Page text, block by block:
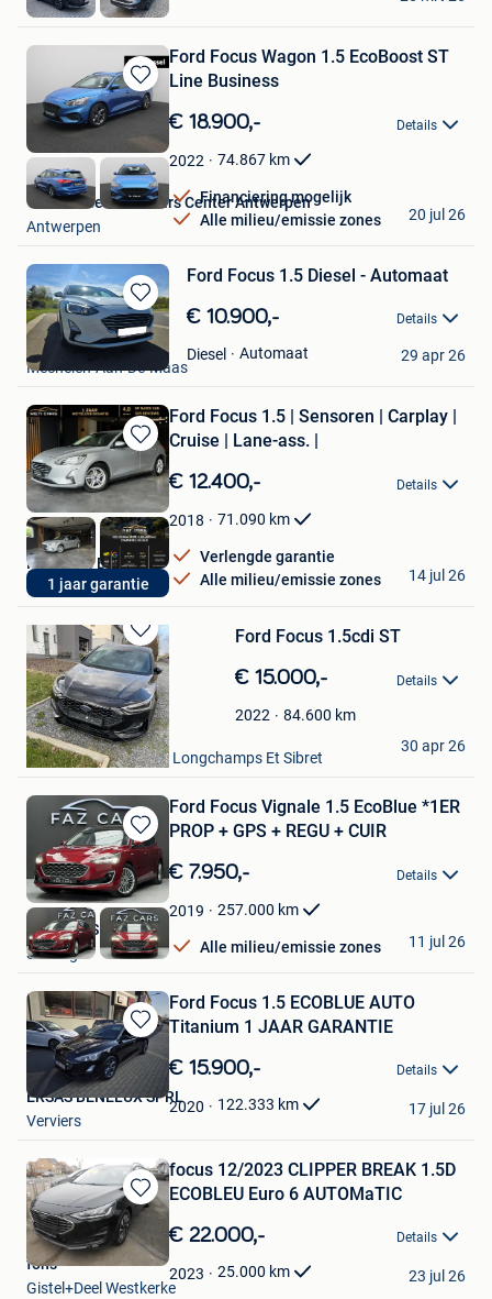
Haacht
Bewaren
in
Mijn
Favorieten
Ford Focus Wagon 1.5 EcoBoost ST
Line Business
€ 18.900,- Details
2022 74.867 km
Financiering mogelijk
Alle milieu/emissie zones
Van Mossel Used Cars Center Antwerpen
Antwerpen
20 jul 26
Bewaren
in
Favorieten
Ford Focus 1.5 Diesel - Automaat
€ 10.900,- Details
Diesel Automaat
mike
Mechelen-Aan-De-Maas
29 apr 26
Bewaren
in
Mijn
Favorieten
1 jaar garantie
Ford Focus 1.5 | Sensoren | Carplay |
Cruise | Lane-ass. |
€ 12.400,- Details
2018 71.090 km
Verlengde garantie
Alle milieu/emissie zones
Meti Cars Bvba
Poppel
14 jul 26
Bewaren
in
Mijn
Favorieten
Ford Focus 1.5cdi ST
€ 15.000,- Details
2022 84.600 km
Pierre
Bastogne + Partie De Longchamps Et Sibret
30 apr 26
Bewaren
in
Mijn
Favorieten
Ford Focus Vignale 1.5 EcoBlue *1ER
PROP + GPS + REGU + CUIR
€ 7.950,- Details
2019 257.000 km
Alle milieu/emissie zones
Faz Cars SRL
Seraing
11 jul 26
Bewaren
in
Mijn
Favorieten
Ford Focus 1.5 ECOBLUE AUTO
Titanium 1 JAAR GARANTIE
€ 15.900,- Details
2020 122.333 km
ERSAS BENELUX SPRL
Verviers
17 jul 26
Bewaren
in
Mijn
Favorieten
focus 12/2023 CLIPPER BREAK 1.5D
ECOBLEU Euro 6 AUTOMaTIC
€ 22.000,- Details
2023 25.000 km
fons
Gistel+Deel Westkerke
23 jul 26